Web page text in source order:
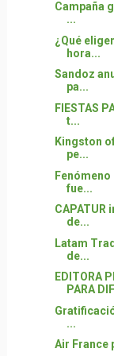
Campaña
...
¿Qué
hora...
Sandoz
pa...
FIESTAS
t...
Kingston
pe...
fue...
CAPATUR
de...
Latam
de...
EDITORA
PARA
...
Air France